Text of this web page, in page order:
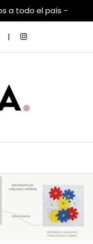
a todo el país -